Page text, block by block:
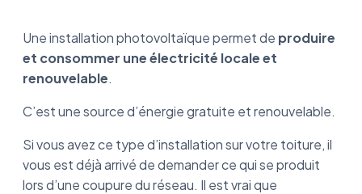
Une installation photovoltaïque permet de produire
et consommer une électricité locale et
renouvelable.
C’est une source d’énergie gratuite et renouvelable.
Si vous avez ce type d’installation sur votre toiture, il
vous est déjà arrivé de demander ce qui se produit
lors d’une coupure du réseau. Il est vrai que